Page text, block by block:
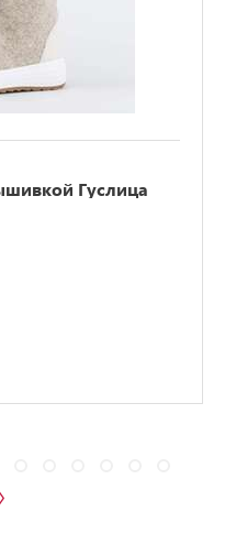
Гуслица